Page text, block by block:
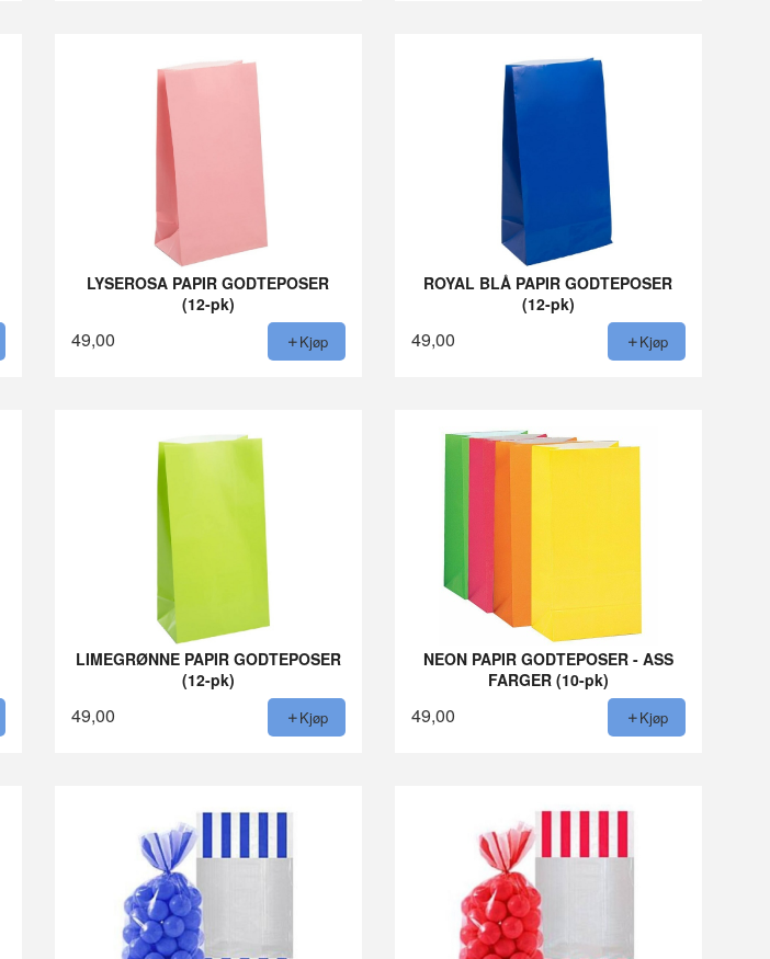
LYSEROSA PAPIR GODTEPOSER
(12-pk)
49,00 Kjøp
ROYAL BLÅ PAPIR GODTEPOSER
(12-pk)
49,00 Kjøp
LIMEGRØNNE PAPIR GODTEPOSER
(12-pk)
49,00 Kjøp
NEON PAPIR GODTEPOSER - ASS
FARGER (10-pk)
49,00 Kjøp